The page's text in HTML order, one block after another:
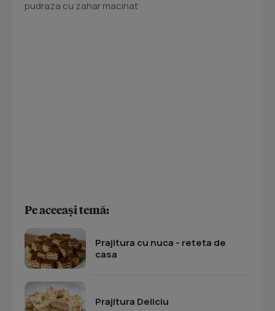
pudraza cu zahar macinat
Pe aceeași temă:
Prajitura cu nuca - reteta de
casa
Prajitura Deliciu